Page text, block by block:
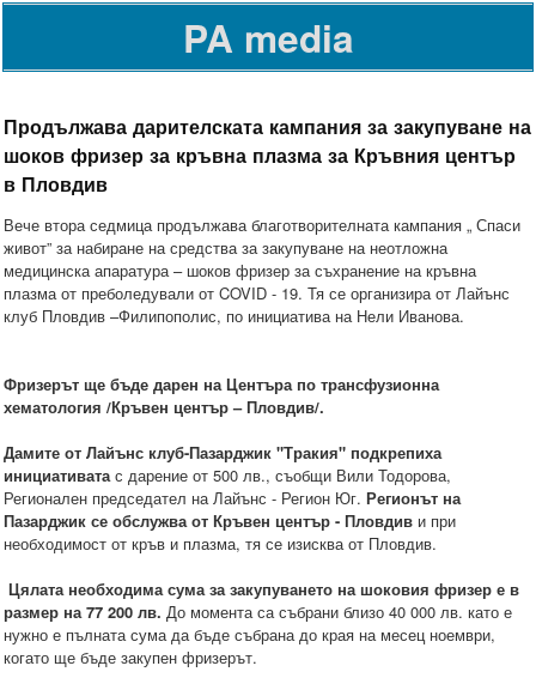
PA media
Продължава дарителската кампания за закупуване на
шоков фризер за кръвна плазма за Кръвния център
в Пловдив
Вече втора седмица продължава благотворителната кампания „ Спаси
живот” за набиране на средства за закупуване на неотложна
медицинска апаратура – шоков фризер за съхранение на кръвна
плазма от преболедували от COVID - 19. Тя се организира от Лайънс
клуб Пловдив –Филипополис, по инициатива на Нели Иванова.
Фризерът ще бъде дарен на Центъра по трансфузионна
хематология /Кръвен център – Пловдив/.
Дамите от Лайънс клуб-Пазарджик "Тракия" подкрепиха
инициативатас дарение от 500 лв., съобщи Вили Тодорова,
Регионален председател на Лайънс - Регион Юг. Регионът на
Пазарджик се обслужва от Кръвен център - Пловдив и при
необходимост от кръв и плазма, тя се изисква от Пловдив.
Цялата необходима сума за закупуването на шоковия фризер е в
размер на 77 200 лв. До момента са събрани близо 40 000 лв. като е
нужно е пълната сума да бъде събрана до края на месец ноември,
когато ще бъде закупен фризерът.